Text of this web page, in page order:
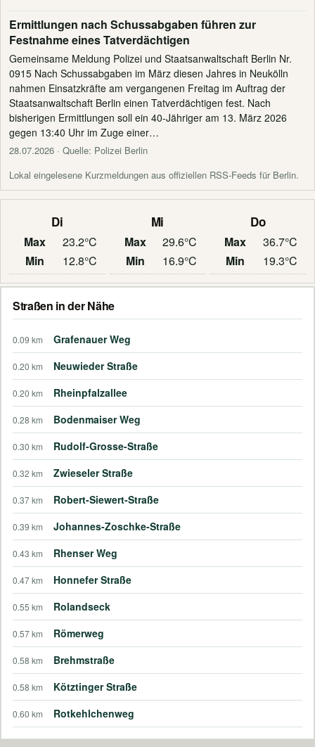
Ermittlungen nach Schussabgaben führen zur
Festnahme eines Tatverdächtigen
Gemeinsame Meldung Polizei und Staatsanwaltschaft Berlin Nr.
0915 Nach Schussabgaben im März diesen Jahres in Neukölln
nahmen Einsatzkräfte am vergangenen Freitag im Auftrag der
Staatsanwaltschaft Berlin einen Tatverdächtigen fest. Nach
bisherigen Ermittlungen soll ein 40-Jähriger am 13. März 2026
gegen 13:40 Uhr im Zuge einer…
28.07.2026 · Quelle: Polizei Berlin
Lokal eingelesene Kurzmeldungen aus offiziellen RSS-Feeds für Berlin.
Di
Max
23.2°C
Min
12.8°C
Mi
Max
29.6°C
Min
16.9°C
Do
Max
36.7°C
Min
19.3°C
Straßen in der Nähe
0.09 km Grafenauer Weg
0.20 km Neuwieder Straße
0.20 km Rheinpfalzallee
0.28 km Bodenmaiser Weg
0.30 km Rudolf-Grosse-Straße
0.32 km Zwieseler Straße
0.37 km Robert-Siewert-Straße
0.39 km Johannes-Zoschke-Straße
0.43 km Rhenser Weg
0.47 km Honnefer Straße
0.55 km Rolandseck
0.57 km Römerweg
0.58 km Brehmstraße
0.58 km Kötztinger Straße
0.60 km Rotkehlchenweg